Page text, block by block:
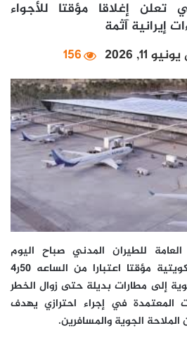
تعلن إغلاقا مؤقتا للأجواء
إيرانية آثمة
156
للطيران المدني صباح اليوم
الخميس إغلاق الأجواء الكويتية مؤقتا اعتبارا من الساعه 50ر4
إلى مطارات بديلة حتى زوال الخطر
المعتمدة في إجراء احترازي يهدف
الجوية والمسافرين.